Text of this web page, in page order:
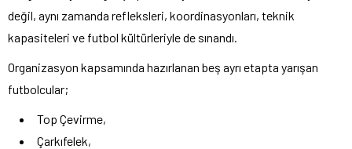
değil, aynı zamanda refleksleri, koordinasyonları, teknik
kapasiteleri ve futbol kültürleriyle de sınandı.
Organizasyon kapsamında hazırlanan beş ayrı etapta yarışan
futbolcular;
Top Çevirme,
Çarkıfelek,